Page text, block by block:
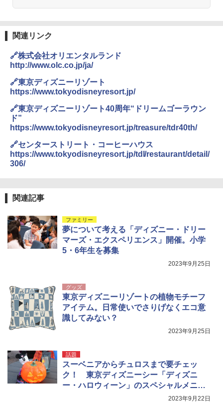
A26 地球の歩き方 チェコ ポーランド スロヴ
地球の歩き方 スター・ウォーズ
￥2,695
新しい日本地理 地図・統計・移動から読み
解く (講談社現代新書)
￥1,540
テント ワンタッチ RENEW 幅200 2-3人用 43
500002(89232)
￥5,499
[キャンパーズコレクション 山善] 傘みたいに
ーティング フルクローズ メッシュ 3-4人用
簡単設置 ポップアップテント エクルベージ
ュ(BC仕様) PATC-150B(EB)
￥8,991
￥20,718
き
￥6,459
熊撃退スプレー 熊よけスプレー 熊スプレー
【日本企業販売】超強力クマ対策スプレー 30
秒）射程5～10m 安全ロック搭載 携帯収納袋
付き ヒグマ・イノシシ対策 自治体・教育機
関の購入実績 登山・キャンプ・アウトドア・
防災用品 長期保存可能 緊急時用 日本国内発
送
ッズ 6種類のライトモード 防災 吊り下げ 折
り畳み式 キャンプソーラーライト防災 停電
節電対策 超高輝度 日本語取扱説明書付き
￥2,849
関連リンク
🔗株式会社オリエンタルランド
http://www.olc.co.jp/ja/
🔗東京ディズニーリゾート
https://www.tokyodisneyresort.jp/
🔗東京ディズニーリゾート40周年“ドリームゴーラウン
ド”
https://www.tokyodisneyresort.jp/treasure/tdr40th/
🔗センターストリート・コーヒーハウス
https://www.tokyodisneyresort.jp/tdl/restaurant/detail/
306/
関連記事
ファミリー
夢について考える「ディズニー・ドリー
マーズ・エクスペリエンス」開催。小学
5・6年生を募集
2023年9月25日
グッズ
東京ディズニーリゾートの植物モチーフ
アイテム。日常使いでさりげなくエコ意
識してみない？
2023年9月25日
話題
スーベニアからチュロスまで要チェッ
ク！ 東京ディズニーシー「ディズニ
ー・ハロウィーン」のスペシャルメニュ
2023年9月22日